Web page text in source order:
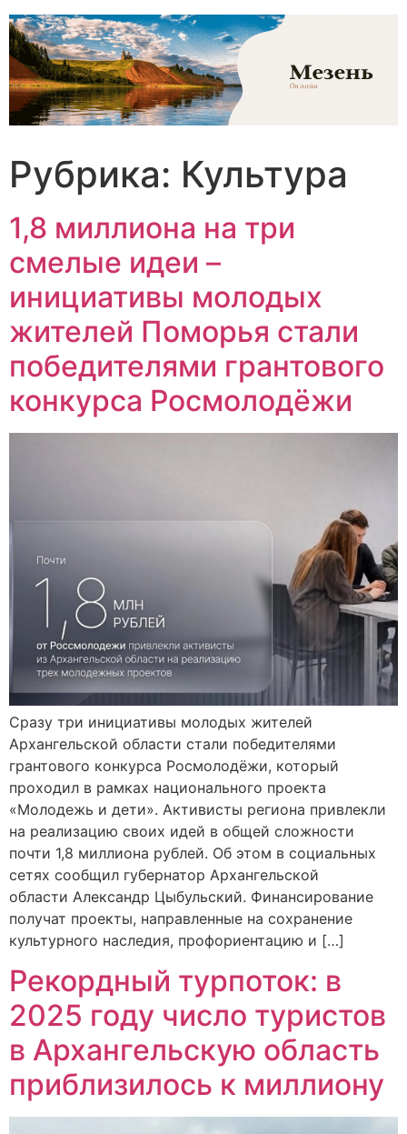
Перейти
содержимому
Рубрика: Культура
1,8 миллиона на три
смелые идеи –
инициативы молодых
жителей Поморья стали
победителями грантового
конкурса Росмолодёжи
Сразу три инициативы молодых жителей
Архангельской области стали победителями
грантового конкурса Росмолодёжи, который
проходил в рамках национального проекта
«Молодежь и дети». Активисты региона привлекли
на реализацию своих идей в общей сложности
почти 1,8 миллиона рублей. Об этом в социальных
сетях сообщил губернатор Архангельской
области Александр Цыбульский. Финансирование
получат проекты, направленные на сохранение
культурного наследия, профориентацию и […]
Рекордный турпоток: в
2025 году число туристов
в Архангельскую область
приблизилось к миллиону